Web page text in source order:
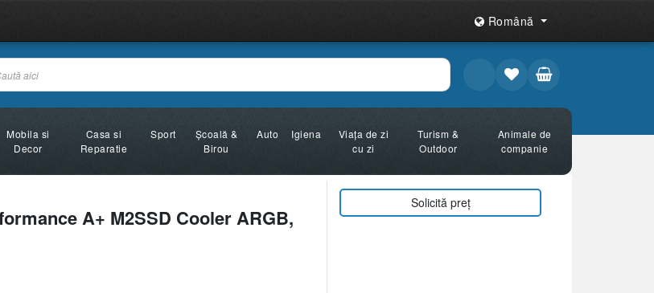
Română
Mobila si
Decor
Casa si
Reparatie
Sport
Şcoală &
Birou
Auto Igiena
Viața de zi
cu zi
Turism &
Outdoor
Animale de
companie
A+ M2SSD Cooler ARGB,
Solicită preț